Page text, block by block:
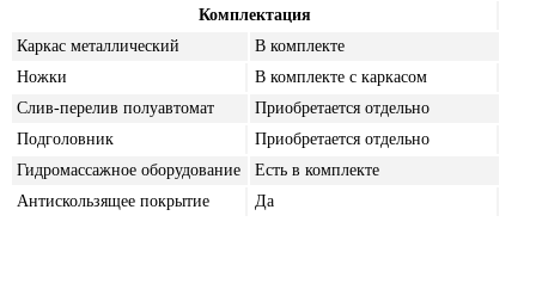
Комплектация
Каркас металлический
В комплекте
Ножки
В комплекте с каркасом
Слив-перелив полуавтомат
Приобретается отдельно
Подголовник
Приобретается отдельно
Гидромассажное оборудование
Есть в комплекте
Антискользящее покрытие
Да